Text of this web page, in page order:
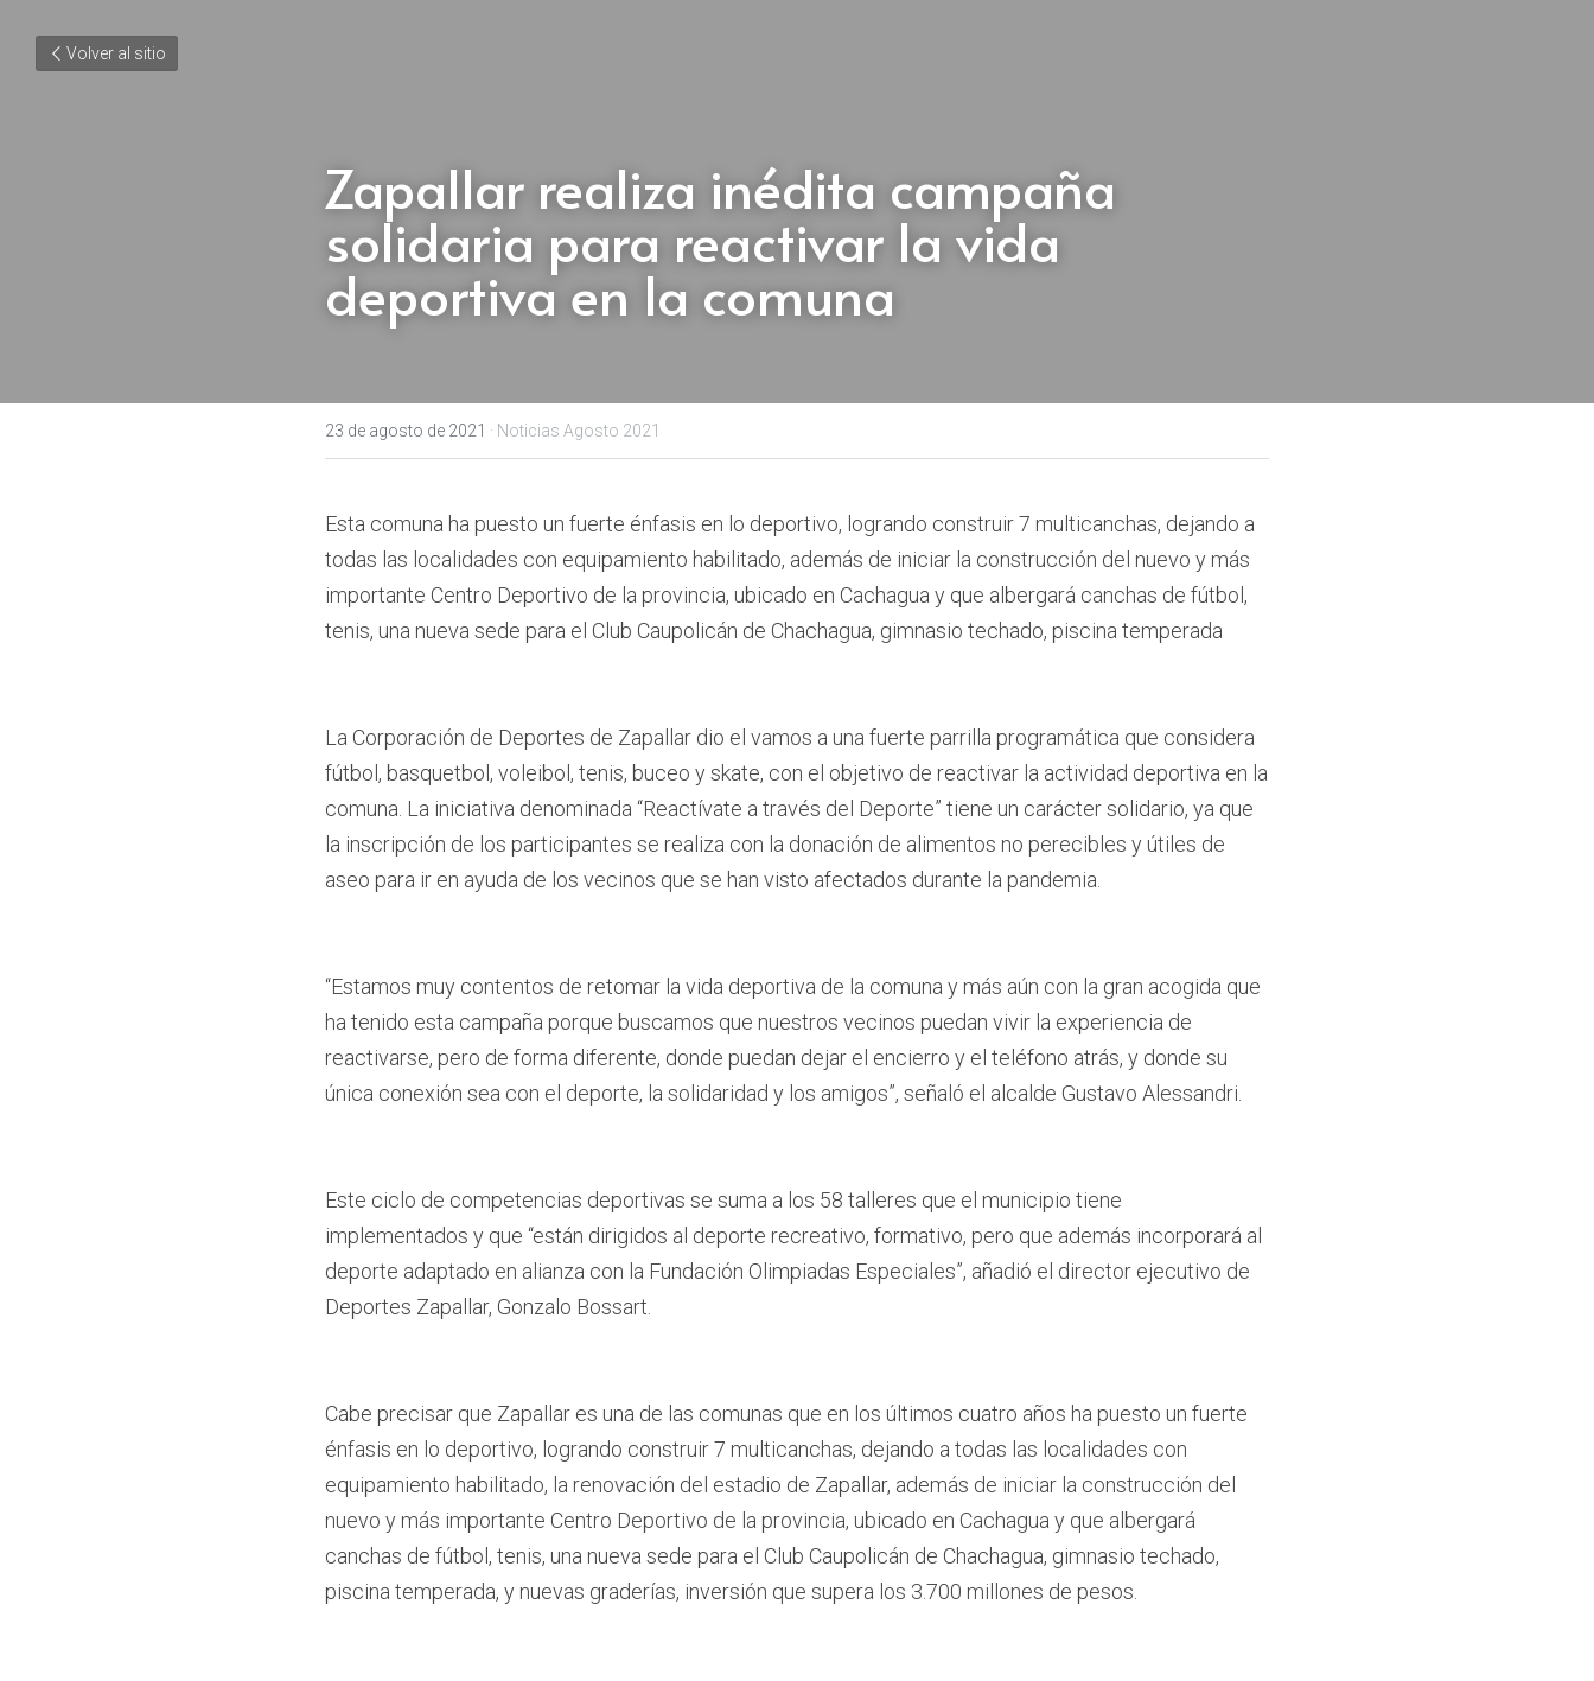
Volver al sitio
Zapallar realiza inédita campaña
solidaria para reactivar la vida
deportiva en la comuna
23 de agosto de 2021 · Noticias Agosto 2021
Esta comuna ha puesto un fuerte énfasis en lo deportivo, logrando construir 7 multicanchas, dejando a
todas las localidades con equipamiento habilitado, además de iniciar la construcción del nuevo y más
importante Centro Deportivo de la provincia, ubicado en Cachagua y que albergará canchas de fútbol,
tenis, una nueva sede para el Club Caupolicán de Chachagua, gimnasio techado, piscina temperada
La Corporación de Deportes de Zapallar dio el vamos a una fuerte parrilla programática que considera
fútbol, basquetbol, voleibol, tenis, buceo y skate, con el objetivo de reactivar la actividad deportiva en la
comuna. La iniciativa denominada “Reactívate a través del Deporte” tiene un carácter solidario, ya que
la inscripción de los participantes se realiza con la donación de alimentos no perecibles y útiles de
aseo para ir en ayuda de los vecinos que se han visto afectados durante la pandemia.
“Estamos muy contentos de retomar la vida deportiva de la comuna y más aún con la gran acogida que
ha tenido esta campaña porque buscamos que nuestros vecinos puedan vivir la experiencia de
reactivarse, pero de forma diferente, donde puedan dejar el encierro y el teléfono atrás, y donde su
única conexión sea con el deporte, la solidaridad y los amigos”, señaló el alcalde Gustavo Alessandri.
Este ciclo de competencias deportivas se suma a los 58 talleres que el municipio tiene
implementados y que “están dirigidos al deporte recreativo, formativo, pero que además incorporará al
deporte adaptado en alianza con la Fundación Olimpiadas Especiales”, añadió el director ejecutivo de
Deportes Zapallar, Gonzalo Bossart.
Cabe precisar que Zapallar es una de las comunas que en los últimos cuatro años ha puesto un fuerte
énfasis en lo deportivo, logrando construir 7 multicanchas, dejando a todas las localidades con
equipamiento habilitado, la renovación del estadio de Zapallar, además de iniciar la construcción del
nuevo y más importante Centro Deportivo de la provincia, ubicado en Cachagua y que albergará
canchas de fútbol, tenis, una nueva sede para el Club Caupolicán de Chachagua, gimnasio techado,
piscina temperada, y nuevas graderías, inversión que supera los 3.700 millones de pesos.